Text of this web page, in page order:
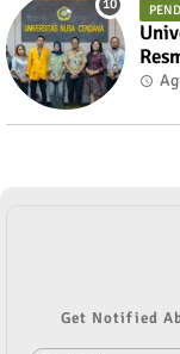
Get Notified